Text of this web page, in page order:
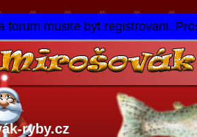
forum musite byt registrovani.
ryby.cz